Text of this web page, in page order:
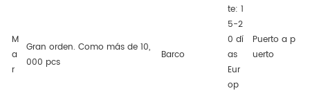
M
a
r
Gran orden. Como más de 10,
000 pcs
Barco
te: 1
5-2
0 dí
as
Eur
op
Puerto a p
uerto